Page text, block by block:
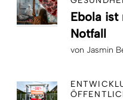
Ebola ist
Notfall
von Jasmin